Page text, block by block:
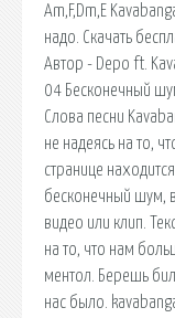
Am,F,Dm,E
надо. Скачать
Автор - Depo ft.
04 Бесконечный
Слова песни
не надеясь на то,
странице
бесконечный шум,
видео или клип.
на то, что нам
ментол. Берешь
нас было.